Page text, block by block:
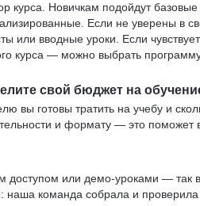
курса. Новичкам подойдут
Если не уверены в
или вводные уроки. Если
курса — можно выбрать
свой бюджет на
вы готовы тратить на учебу и
и формату — это поможет
или демо-уроками — так
наша команда собрала и